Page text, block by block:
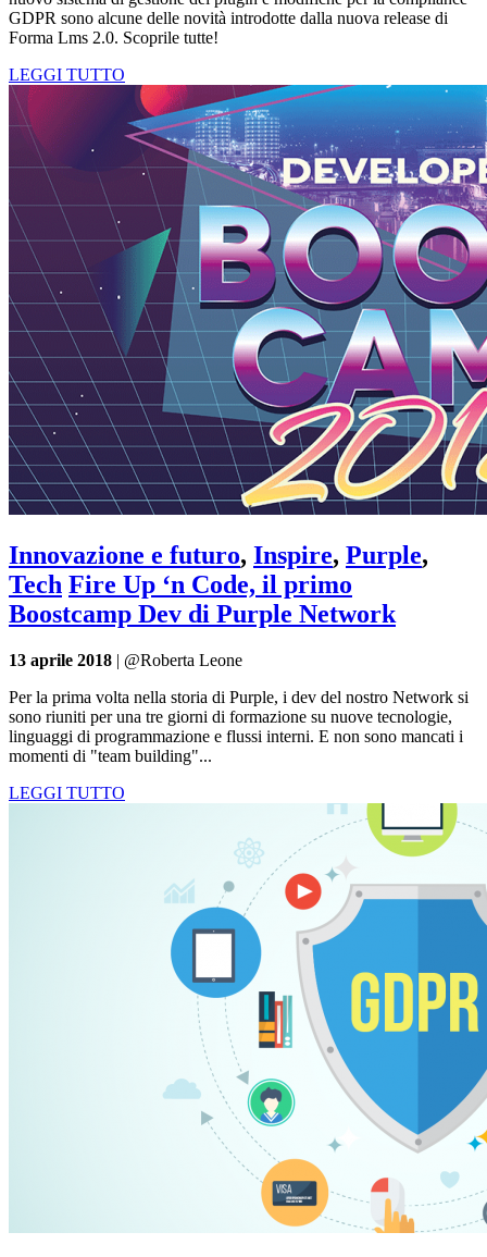
GDPR sono alcune delle novità introdotte dalla nuova release di
Forma Lms 2.0. Scoprile tutte!
LEGGI TUTTO
Innovazione e futuro, Inspire, Purple,
Tech Fire Up ‘n Code, il primo
Boostcamp Dev di Purple Network
13 aprile 2018 | @Roberta Leone
Per la prima volta nella storia di Purple, i dev del nostro Network si
sono riuniti per una tre giorni di formazione su nuove tecnologie,
linguaggi di programmazione e flussi interni. E non sono mancati i
momenti di "team building"...
LEGGI TUTTO